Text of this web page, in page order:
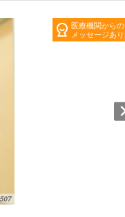
医療機関からの
メッセージあり